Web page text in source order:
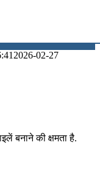
2026-02-27
बनाने की क्षमता है.